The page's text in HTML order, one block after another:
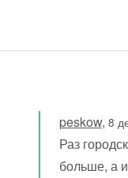
peskow, 8
Раз
больше, а